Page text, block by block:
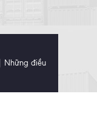
Những điều